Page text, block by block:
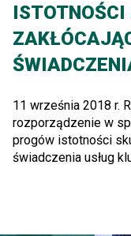
ISTOTNOŚCI
11 września 2018 r.
rozporządzenie w
progów istotności
świadczenia usług